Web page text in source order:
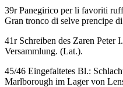
39rPanegirico per li favoriti
Gran tronco di selve prencipe
41r Schreiben des Zaren Peter
Versammlung. (Lat.).
45/46 Eingefaltetes Bl.:
Marlborough im Lager von